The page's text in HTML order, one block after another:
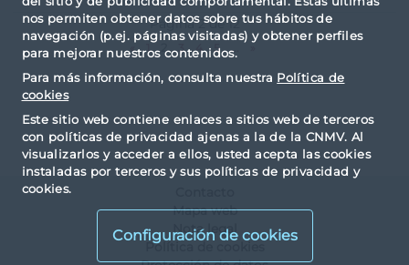
nos permiten obtener datos sobre tus hábitos de
navegación (p.ej. páginas visitadas) y obtener perfiles
para mejorar nuestros contenidos.
Para más información, consulta nuestra Política de
cookies
Este sitio web contiene enlaces a sitios web de terceros
con políticas de privacidad ajenas a la de la CNMV. Al
visualizarlos y acceder a ellos, usted acepta las cookies
instaladas por terceros y sus políticas de privacidad y
cookies.
Configuración de cookies
Página 2 de 12
« 1 3 4 5 ... »
Mapa web
Nota legal
Política de cookies